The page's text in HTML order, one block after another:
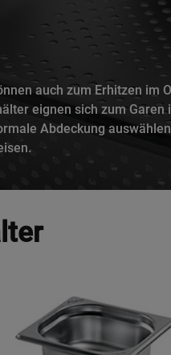
auch zum Erhitzen im
eignen sich zum Garen
Abdeckung